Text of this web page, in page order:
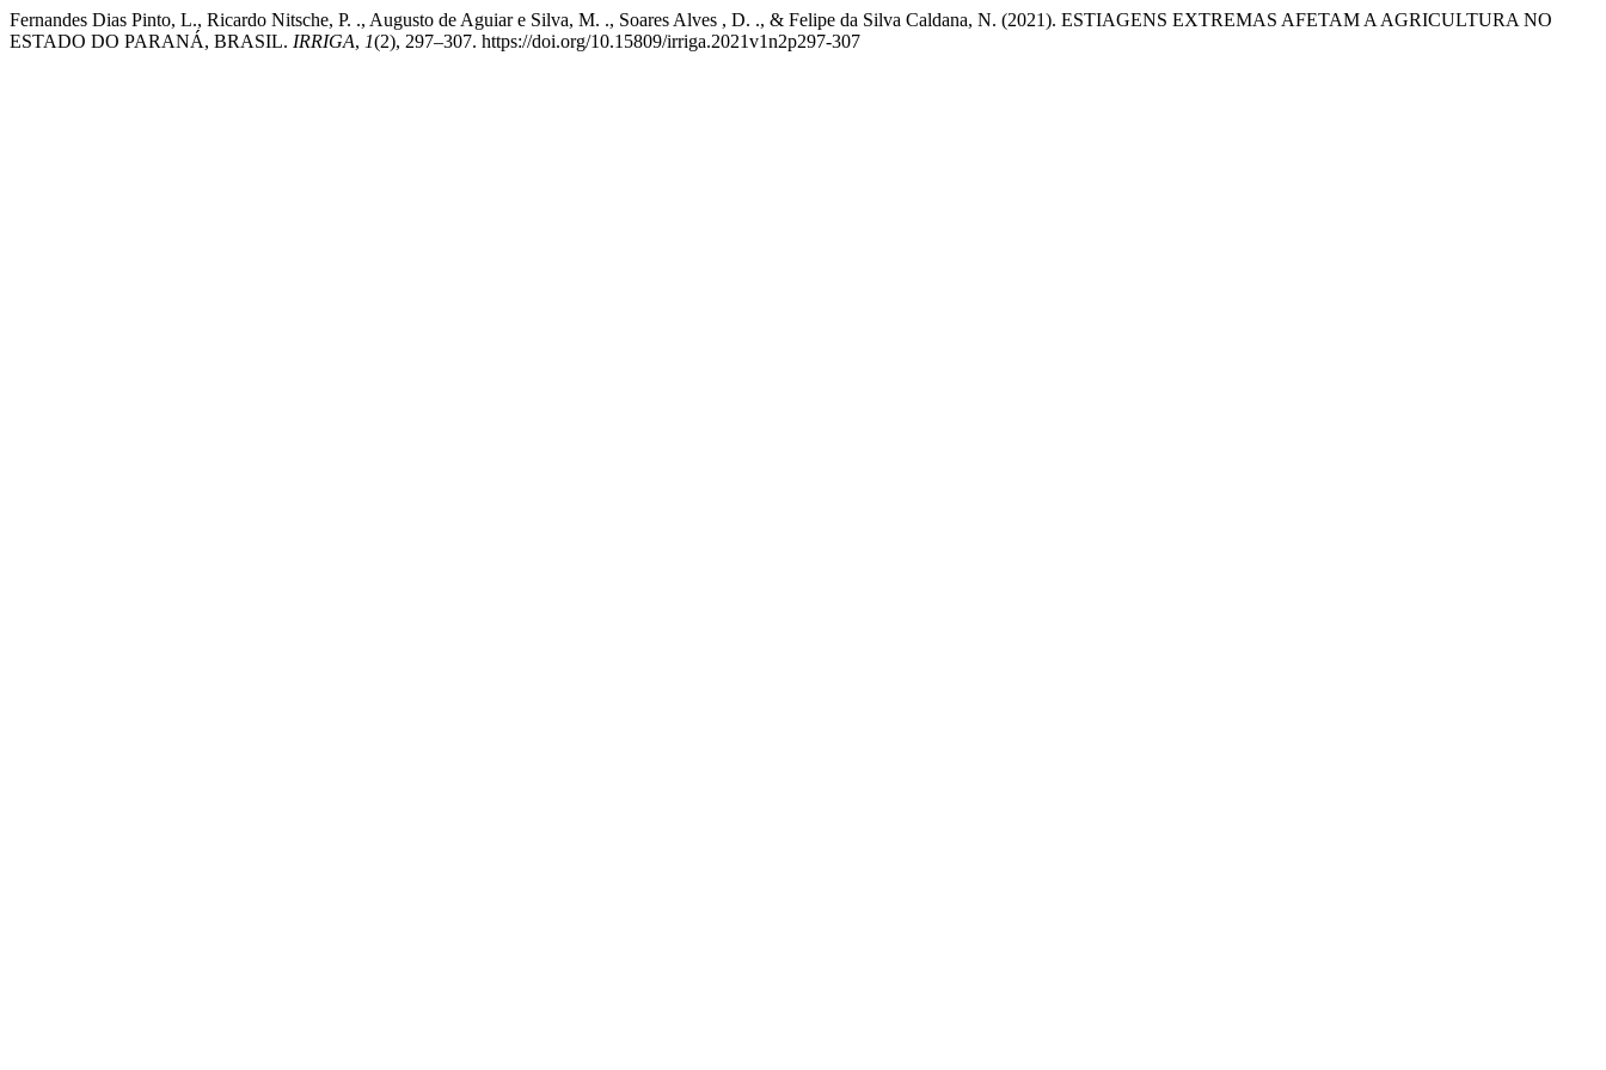
Fernandes Dias Pinto, L., Ricardo Nitsche, P. ., Augusto de Aguiar e Silva, M. ., Soares Alves , D. ., & Felipe da Silva Caldana, N. (2021). ESTIAGENS EXTREMAS AFETAM A AGRICULTURA NO
ESTADO DO PARANÁ, BRASIL. IRRIGA, 1(2), 297–307. https://doi.org/10.15809/irriga.2021v1n2p297-307